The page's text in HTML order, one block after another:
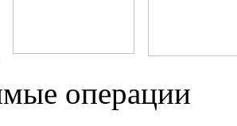
операции